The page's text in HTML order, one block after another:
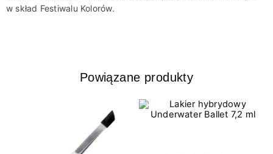
w skład Festiwalu Kolorów.
Powiązane produkty